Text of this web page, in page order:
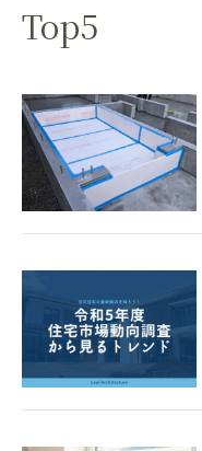
Top5